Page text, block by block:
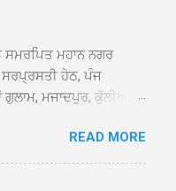
ਸਮਰਪਿਤ ਮਹਾਨ ਨਗਰ
ਸਰਪ੍ਰਸਤੀ ਹੇਠ, ਪੰਜ
ਮਜਾਦਪੁਰ, ਕੁੱਲੀਆਂ,
ਪਹੁੰਚਣ ’ਤੇ ਮੁੱਖ ਸੇਵਾਦਾਰ
ਗਿਆ। ਗੁਰਦੁਆਰਾ ਸ੍ਰੀ
ਤੇ ਨਗਰ ਕੀਰਤਨ ਦੇ
READ MORE